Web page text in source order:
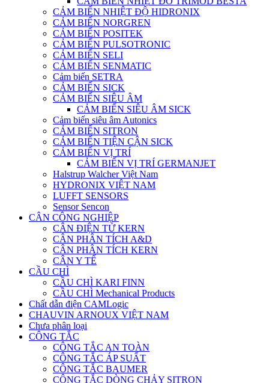
CẢM BIẾN NHIỆT ĐỘ HIDRONIX
CẢM BIẾN NORGREN
CẢM BIẾN POSITEK
CẢM BIẾN PULSOTRONIC
CẢM BIẾN SELI
CẢM BIẾN SENMATIC
Cảm biến SETRA
CẢM BIẾN SICK
CẢM BIẾN SIÊU ÂM
CẢM BIẾN SIÊU ÂM SICK
Cảm biến siêu âm Autonics
CẢM BIẾN SITRON
CẢM BIẾN TIỆN CẬN SICK
CẢM BIẾN VỊ TRÍ
CẢM BIẾN VỊ TRÍ GERMANJET
Halstrup Walcher Việt Nam
HYDRONIX VIỆT NAM
LUFFT SENSORS
Sensor Sencon
CÂN CÔNG NGHIỆP
CÂN ĐIỆN TỬ KERN
CÂN PHÂN TÍCH A&D
CÂN PHÂN TÍCH KERN
CÂN Y TẾ
CẦU CHÌ
CẦU CHÌ KARI FINN
CẦU CHÌ Mechanical Products
Chất dẫn điện CAMLogic
CHAUVIN ARNOUX VIỆT NAM
Chưa phân loại
CÔNG TẮC
CÔNG TẮC AN TOÀN
CÔNG TẮC ÁP SUẤT
CÔNG TẮC BAUMER
CÔNG TẮC DÒNG CHẢY SITRON